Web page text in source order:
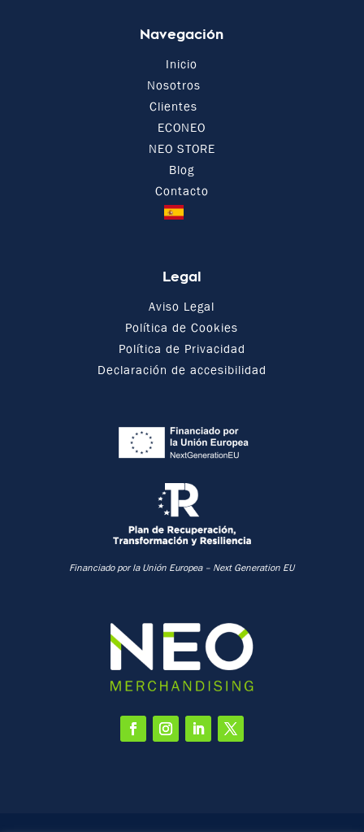
Navegación
Inicio
Nosotros
Clientes
ECONEO
NEO STORE
Blog
Contacto
Legal
Aviso Legal
Política de Cookies
Política de Privacidad
Declaración de accesibilidad
Financiado por la Unión Europea – Next Generation EU